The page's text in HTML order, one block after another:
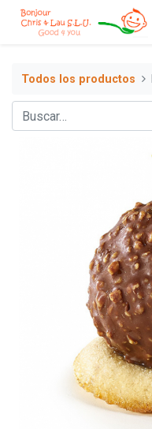
Todos los productos